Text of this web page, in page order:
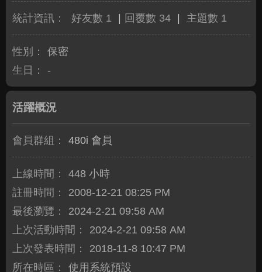
統計資訊： 好友數 1 回覆數 34 主題數 1
性別：
保密
生日：
-
活躍概況
會員群組： 480i 會員
上線時間：
448 小時
註冊時間：
2008-12-21 08:25 PM
最後瀏覽：
2024-2-21 09:58 AM
上次活動時間：
2024-2-21 09:58 AM
上次發表時間：
2018-11-8 10:47 PM
所在時區：
使用系統預設